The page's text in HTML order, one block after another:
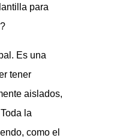
para
Es una
tener
aislados,
la
como el